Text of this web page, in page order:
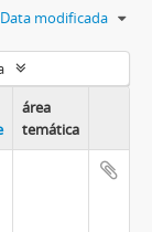
Data modificada
área
temática